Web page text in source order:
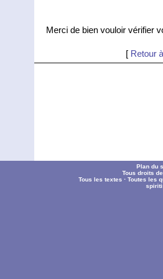
Merci de bien vouloir vérifier
[ Retour
Plan du
Tous droits
Tous les textes ·Toutes les